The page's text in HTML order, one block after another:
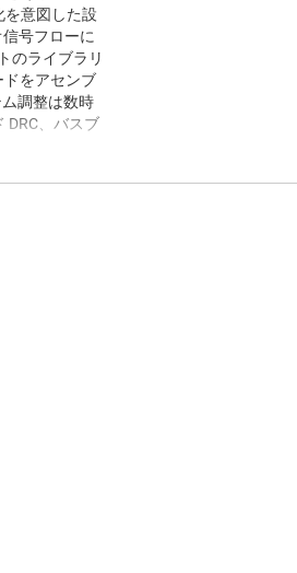
を意図した設
号フローに
のライブラリ
ドをアセンブ
調整は数時
DRC、バスブ